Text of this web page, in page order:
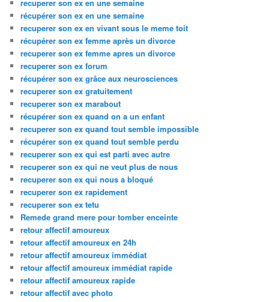
recuperer son ex en une semaine
récupérer son ex en une semaine
recuperer son ex en vivant sous le meme toit
récupérer son ex femme après un divorce
recuperer son ex femme apres un divorce
recuperer son ex forum
récupérer son ex grâce aux neurosciences
recuperer son ex gratuitement
recuperer son ex marabout
récupérer son ex quand on a un enfant
recuperer son ex quand tout semble impossible
récupérer son ex quand tout semble perdu
recuperer son ex qui est parti avec autre
recuperer son ex qui ne veut plus de nous
recuperer son ex qui nous a bloqué
recuperer son ex rapidement
recuperer son ex tetu
Remede grand mere pour tomber enceinte
retour affectif amoureux
retour affectif amoureux en 24h
retour affectif amoureux immédiat
retour affectif amoureux immédiat rapide
retour affectif amoureux rapide
retour affectif avec photo